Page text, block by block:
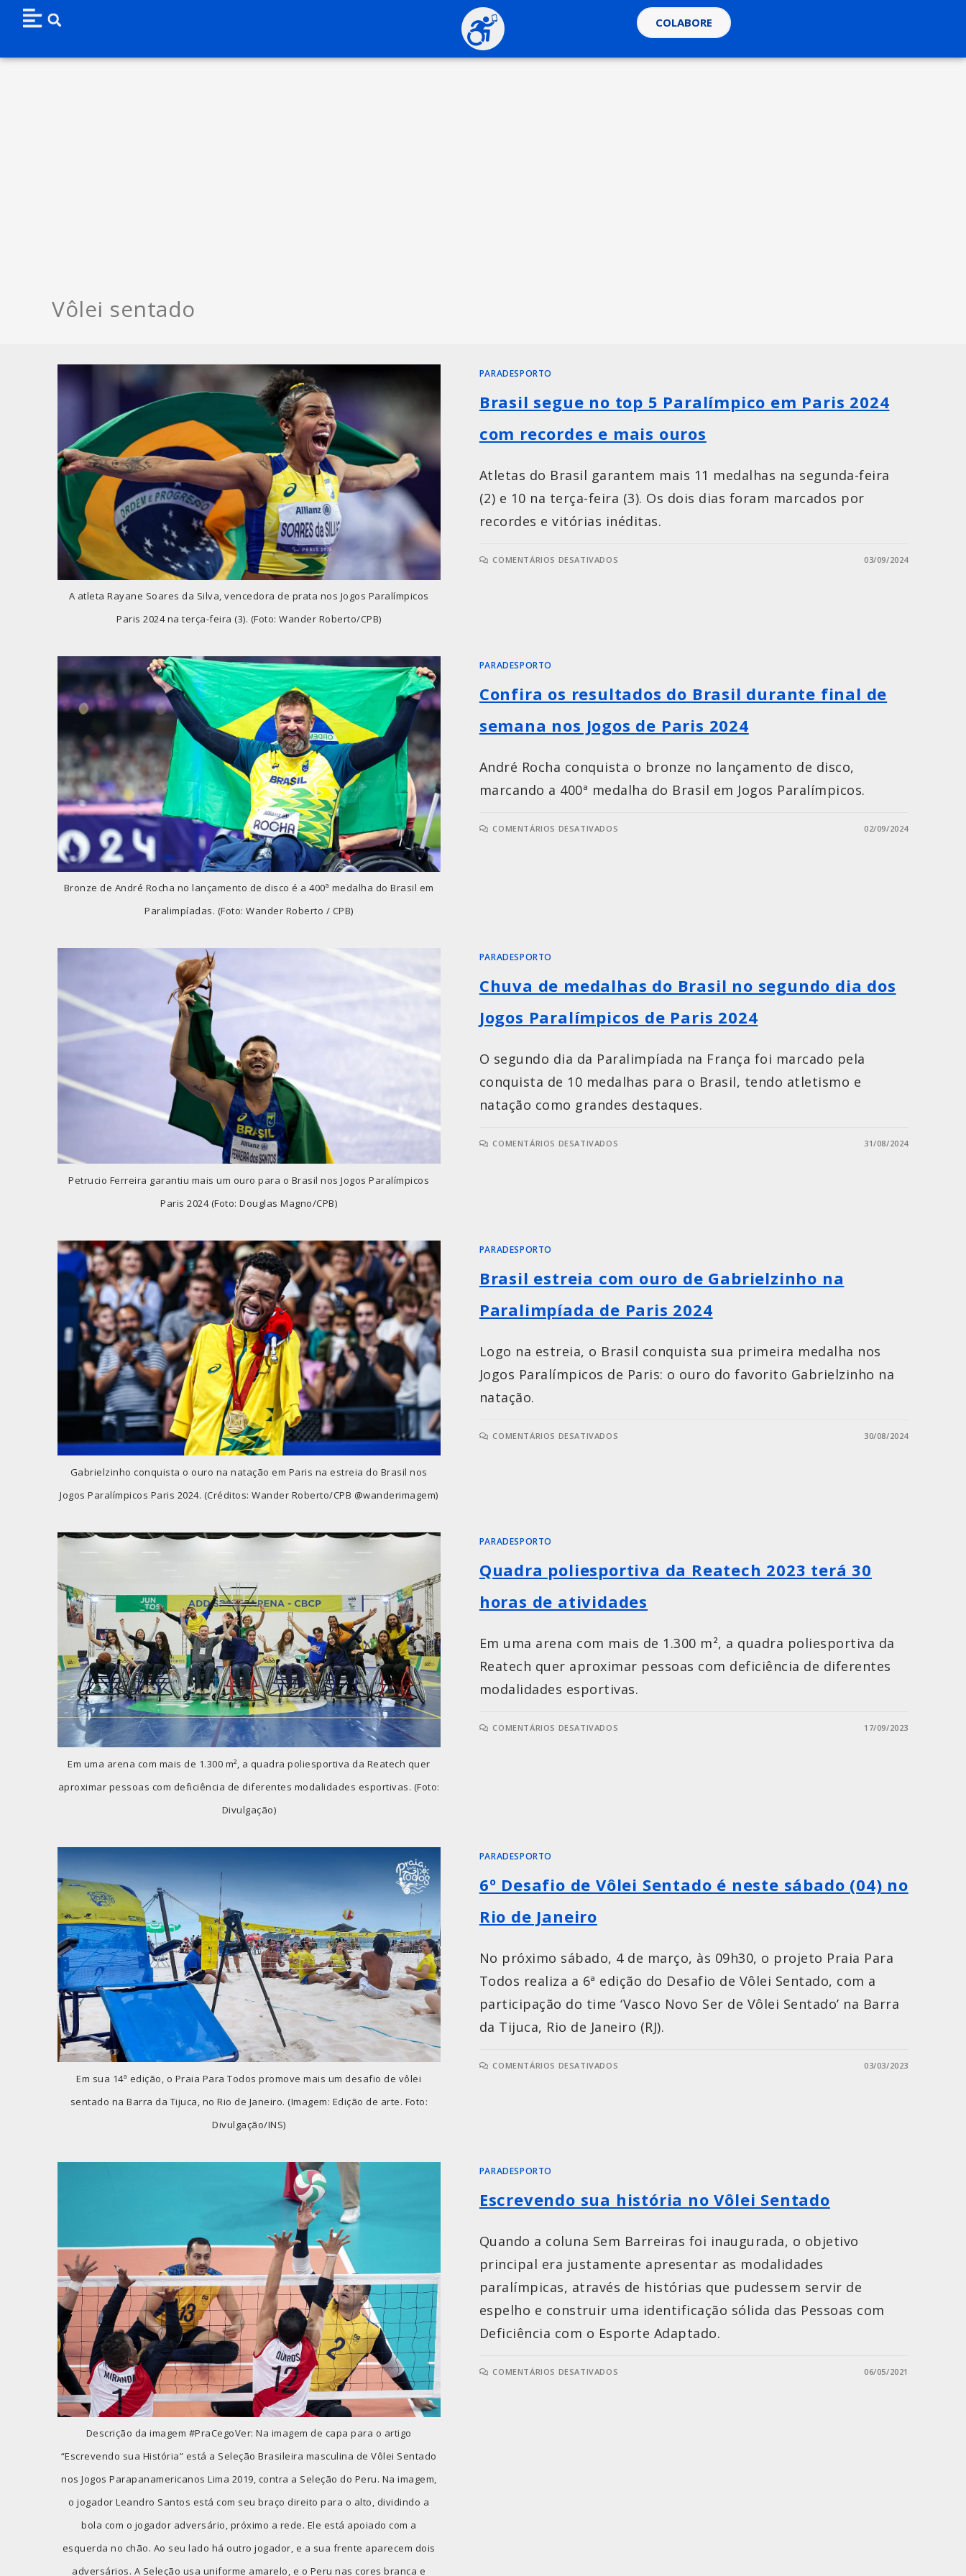
COLABORE
Vôlei sentado
A atleta Rayane Soares da Silva, vencedora de prata nos Jogos Paralímpicos
Paris 2024 na terça-feira (3). (Foto: Wander Roberto/CPB)
PARADESPORTO
Brasil segue no top 5 Paralímpico em Paris 2024
com recordes e mais ouros
Atletas do Brasil garantem mais 11 medalhas na segunda-feira
(2) e 10 na terça-feira (3). Os dois dias foram marcados por
recordes e vitórias inéditas.
COMENTÁRIOS DESATIVADOS 03/09/2024
Bronze de André Rocha no lançamento de disco é a 400ª medalha do Brasil em
Paralimpíadas. (Foto: Wander Roberto / CPB)
PARADESPORTO
Confira os resultados do Brasil durante final de
semana nos Jogos de Paris 2024
André Rocha conquista o bronze no lançamento de disco,
marcando a 400ª medalha do Brasil em Jogos Paralímpicos.
COMENTÁRIOS DESATIVADOS 02/09/2024
Petrucio Ferreira garantiu mais um ouro para o Brasil nos Jogos Paralímpicos
Paris 2024 (Foto: Douglas Magno/CPB)
PARADESPORTO
Chuva de medalhas do Brasil no segundo dia dos
Jogos Paralímpicos de Paris 2024
O segundo dia da Paralimpíada na França foi marcado pela
conquista de 10 medalhas para o Brasil, tendo atletismo e
natação como grandes destaques.
COMENTÁRIOS DESATIVADOS 31/08/2024
Gabrielzinho conquista o ouro na natação em Paris na estreia do Brasil nos
Jogos Paralímpicos Paris 2024. (Créditos: Wander Roberto/CPB @wanderimagem)
PARADESPORTO
Brasil estreia com ouro de Gabrielzinho na
Paralimpíada de Paris 2024
Logo na estreia, o Brasil conquista sua primeira medalha nos
Jogos Paralímpicos de Paris: o ouro do favorito Gabrielzinho na
natação.
COMENTÁRIOS DESATIVADOS 30/08/2024
Em uma arena com mais de 1.300 m², a quadra poliesportiva da Reatech quer
aproximar pessoas com deficiência de diferentes modalidades esportivas. (Foto:
Divulgação)
PARADESPORTO
Quadra poliesportiva da Reatech 2023 terá 30
horas de atividades
Em uma arena com mais de 1.300 m², a quadra poliesportiva da
Reatech quer aproximar pessoas com deficiência de diferentes
modalidades esportivas.
COMENTÁRIOS DESATIVADOS 17/09/2023
Em sua 14ª edição, o Praia Para Todos promove mais um desafio de vôlei
sentado na Barra da Tijuca, no Rio de Janeiro. (Imagem: Edição de arte. Foto:
Divulgação/INS)
PARADESPORTO
6º Desafio de Vôlei Sentado é neste sábado (04) no
Rio de Janeiro
No próximo sábado, 4 de março, às 09h30, o projeto Praia Para
Todos realiza a 6ª edição do Desafio de Vôlei Sentado, com a
participação do time ‘Vasco Novo Ser de Vôlei Sentado’ na Barra
da Tijuca, Rio de Janeiro (RJ).
COMENTÁRIOS DESATIVADOS 03/03/2023
Descrição da imagem #PraCegoVer: Na imagem de capa para o artigo
“Escrevendo sua História” está a Seleção Brasileira masculina de Vôlei Sentado
nos Jogos Parapanamericanos Lima 2019, contra a Seleção do Peru. Na imagem,
o jogador Leandro Santos está com seu braço direito para o alto, dividindo a
bola com o jogador adversário, próximo a rede. Ele está apoiado com a
esquerda no chão. Ao seu lado há outro jogador, e a sua frente aparecem dois
adversários. A Seleção usa uniforme amarelo, e o Peru nas cores branca e
PARADESPORTO
Escrevendo sua história no Vôlei Sentado
Quando a coluna Sem Barreiras foi inaugurada, o objetivo
principal era justamente apresentar as modalidades
paralímpicas, através de histórias que pudessem servir de
espelho e construir uma identificação sólida das Pessoas com
Deficiência com o Esporte Adaptado.
COMENTÁRIOS DESATIVADOS 06/05/2021